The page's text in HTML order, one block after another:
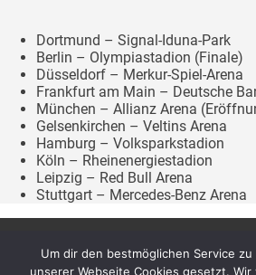
Dortmund – Signal-Iduna-Park
Berlin – Olympiastadion (Finale)
Düsseldorf – Merkur-Spiel-Arena
Frankfurt am Main – Deutsche
München – Allianz Arena
Gelsenkirchen – Veltins Arena
Hamburg – Volksparkstadion
Köln – Rheinenergiestadion
Leipzig – Red Bull Arena
Stuttgart – Mercedes-Benz Arena
Archiv
Über
Um dir den bestmöglichen Service
unserer Webseite Cookies gesetzt.